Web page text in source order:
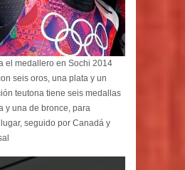
el medallero en Sochi 2014
seis oros, una plata y un
teutona tiene seis medallas
y una de bronce, para
seguido por Canadá y